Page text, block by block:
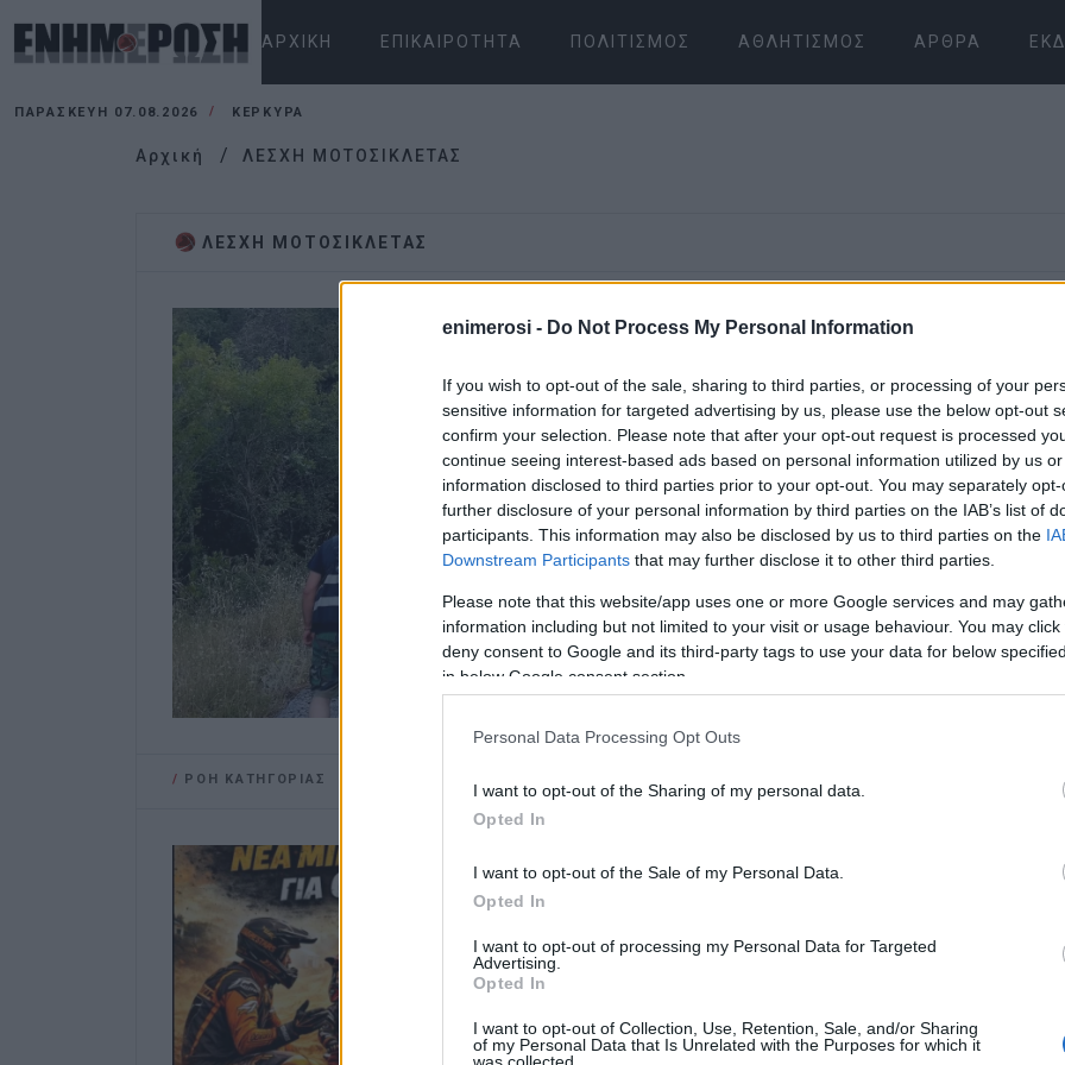
enimerosi - Do Not Process My Personal Information
If you wish to opt-out of the sale, sharing to third parties, or processing of your
sensitive information for targeted advertising by us, please use the below opt-out
confirm your selection. Please note that after your opt-out request is processed
continue seeing interest-based ads based on personal information utilized by us
information disclosed to third parties prior to your opt-out. You may separately
further disclosure of your personal information by third parties on the IAB’s list of
participants. This information may also be disclosed by us to third parties on the
Downstream Participants that may further disclose it to other third parties.
Please note that this website/app uses one or more Google services and may
information including but not limited to your visit or usage behaviour. You may
deny consent to Google and its third-party tags to use your data for below
in below Google consent section.
Personal Data Processing Opt Outs
I want to opt-out of the Sharing of my personal data.
Opted In
I want to opt-out of the Sale of my Personal Data.
Opted In
I want to opt-out of processing my Personal Data for Targeted
Advertising.
Opted In
I want to opt-out of Collection, Use, Retention, Sale, and/or Sharing
of my Personal Data that Is Unrelated with the Purposes for which it
was collected.
ΑΡΧΙΚΉ ΕΠΙΚΑΙΡΌΤΗΤΑ ΠΟΛΙΤΙΣΜΌΣ ΑΘΛΗΤΙΣΜΌΣ ΆΡΘΡΑ
ΠΑΡΑΣΚΕΥΉ 07.08.2026 ΚΕΡΚΥΡΑ
Αρχική ΛΕΣΧΗ ΜΟΤΟΣΙΚΛΕΤΑΣ
ΛΕΣΧΗ ΜΟΤΟΣΙΚΛΕΤΑΣ
07 ΙΟΥΛΊΟΥ 2026
ήταν για
σουβλάκια
«Εφαρμόσαμε την
πιστοποιημένη
φως τα κενά του
/ ΡΟΗ ΚΑΤΗΓΟΡΙΑΣ
Νέα βοηθητική πίστα για
αναβάτες στις
Η υλοποίηση του έργου βασίζεται στην